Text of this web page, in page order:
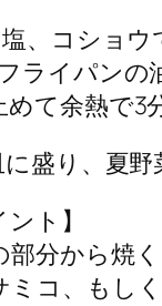
、コショ
ライパン
て余熱で3
盛り、夏野
ト】
分から焼
コ、もし